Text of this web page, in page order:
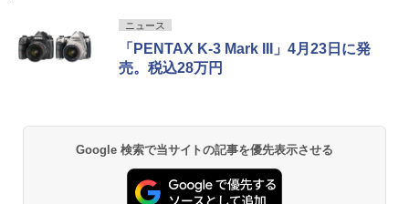
ニュース
「PENTAX K-3 Mark III」4月23日に発
売。税込28万円
Google 検索で当サイトの記事を優先表示させる